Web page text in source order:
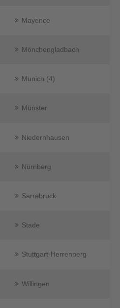
Mayence
Mönchengladbach
Munich (4)
Münster
Niedernhausen
Nürnberg
Sarrebruck
Stade
Stuttgart-Herrenberg
Willingen